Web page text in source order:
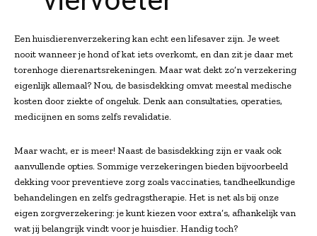
Een huisdierenverzekering kan echt een lifesaver zijn. Je weet
nooit wanneer je hond of kat iets overkomt, en dan zit je daar met
torenhoge dierenartsrekeningen. Maar wat dekt zo’n verzekering
eigenlijk allemaal? Nou, de basisdekking omvat meestal medische
kosten door ziekte of ongeluk. Denk aan consultaties, operaties,
medicijnen en soms zelfs revalidatie.
Maar wacht, er is meer! Naast de basisdekking zijn er vaak ook
aanvullende opties. Sommige verzekeringen bieden bijvoorbeeld
dekking voor preventieve zorg zoals vaccinaties, tandheelkundige
behandelingen en zelfs gedragstherapie. Het is net als bij onze
eigen zorgverzekering: je kunt kiezen voor extra’s, afhankelijk van
wat jij belangrijk vindt voor je huisdier. Handig toch?